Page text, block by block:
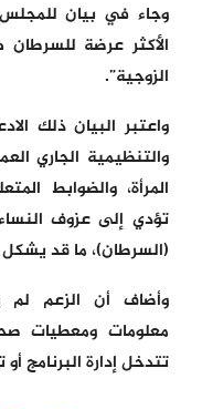
وجاء في بيان
الأكثر عرضة للسرطان
الزوجية”.
واعتبر البيان ذلك
والتنظيمية الجاري
المرأة، والضوابط
تؤدي إلى عزوف
(السرطان)، ما قد
وأضاف أن الزعم لم
معلومات ومعطيات
تتدخل إدارة البرنامج